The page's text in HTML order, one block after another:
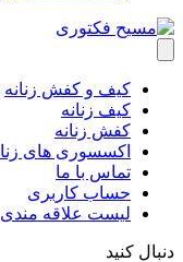
کیف و کفش زنانه
کیف زنانه
کفش زنانه
اکسسوری های زنانه
تماس با ما
حساب کاربری
لیست علاقه مندی ها
کنید